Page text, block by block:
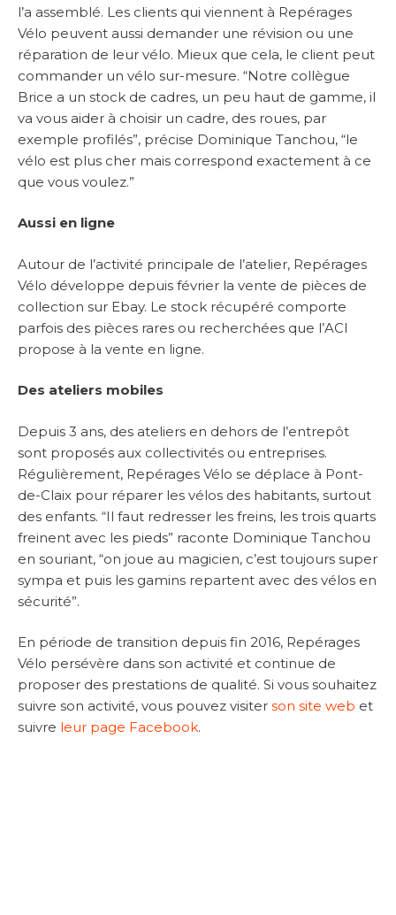
l’a assemblé. Les clients qui viennent à Repérages
Vélo peuvent aussi demander une révision ou une
réparation de leur vélo. Mieux que cela, le client peut
commander un vélo sur-mesure. “Notre collègue
Brice a un stock de cadres, un peu haut de gamme, il
va vous aider à choisir un cadre, des roues, par
exemple profilés”, précise Dominique Tanchou, “le
vélo est plus cher mais correspond exactement à ce
que vous voulez.”
Aussi en ligne
Autour de l’activité principale de l’atelier, Repérages
Vélo développe depuis février la vente de pièces de
collection sur Ebay. Le stock récupéré comporte
parfois des pièces rares ou recherchées que l’ACI
propose à la vente en ligne.
Des ateliers mobiles
Depuis 3 ans, des ateliers en dehors de l’entrepôt
sont proposés aux collectivités ou entreprises.
Régulièrement, Repérages Vélo se déplace à Pont-
de-Claix pour réparer les vélos des habitants, surtout
des enfants. “Il faut redresser les freins, les trois quarts
freinent avec les pieds” raconte Dominique Tanchou
en souriant, “on joue au magicien, c’est toujours super
sympa et puis les gamins repartent avec des vélos en
sécurité”.
En période de transition depuis fin 2016, Repérages
Vélo persévère dans son activité et continue de
proposer des prestations de qualité. Si vous souhaitez
suivre son activité, vous pouvez visiter son site web et
suivre leur page Facebook.